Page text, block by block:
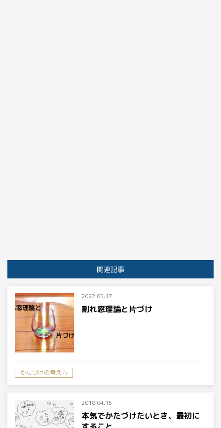
関連記事
2022.05.17
割れ窓理論と片づけ
かたづけの考え方
2018.04.15
本気でかたづけたいとき、最初に